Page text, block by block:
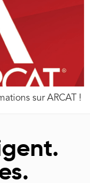
sur ARCAT !